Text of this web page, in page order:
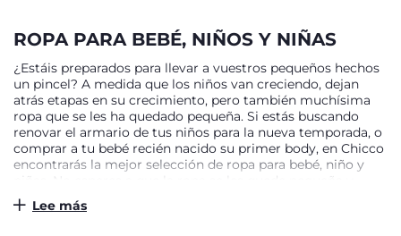
ROPA PARA BEBÉ, NIÑOS Y NIÑAS
¿Estáis preparados para llevar a vuestros pequeños hechos
un pincel? A medida que los niños van creciendo, dejan
atrás etapas en su crecimiento, pero también muchísima
ropa que se les ha quedado pequeña. Si estás buscando
renovar el armario de tus niños para la nueva temporada, o
comprar a tu bebé recién nacido su primer body, en Chicco
encontrarás la mejor selección de ropa para bebé, niño y
niñas. No esperes a que la ropa se les quede pequeña y
descubre en Chicco todo nuestro catálogo de ropa para los
más pequeños de la mejor calidad y al mejor precio.
Lee más